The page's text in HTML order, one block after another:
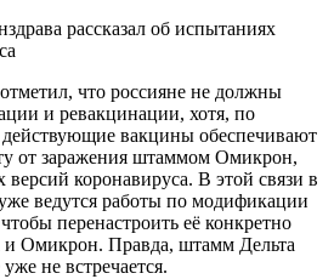
рассказал об испытаниях
что россияне не должны
и ревакцинации, хотя, по
вакцины обеспечивают
от заражения штаммом Омикрон,
коронавируса. В этой связи в
ведутся работы по модификации
перенастроить её конкретно
и Омикрон. Правда, штамм Дельта
не встречается.